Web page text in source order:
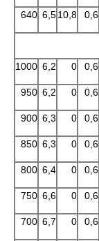
640 6,510,8 0,6
1000 6,2 0 0,6
950 6,2 0 0,6
900 6,3 0 0,6
850 6,3 0 0,6
800 6,4 0 0,6
750 6,6 0 0,6
700 6,7 0 0,6